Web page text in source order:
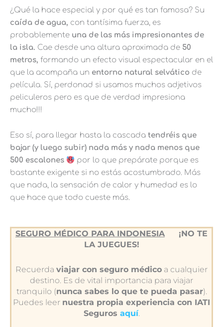
¿Qué la hace especial y por qué es tan famosa? Su
caída de agua, con tantísima fuerza, es
probablemente una de las más impresionantes de
la isla. Cae desde una altura aproximada de 50
metros, formando un efecto visual espectacular en el
que la acompaña un entorno natural selvático de
película. Sí, perdonad si usamos muchos adjetivos
peliculeros pero es que de verdad impresiona
mucho!!!
Eso sí, para llegar hasta la cascada tendréis que
bajar (y luego subir) nada más y nada menos que
500 escalones
por lo que prepárate porque es
bastante exigente si no estás acostumbrado. Más
que nada, la sensación de calor y humedad es lo
que hace que todo cueste más.
SEGURO MÉDICO PARA INDONESIA
¡NO TE
LA JUEGUES!
Recuerda viajar con seguro médico a cualquier
destino. Es de vital importancia para viajar
tranquilo (nunca sabes lo que te pueda pasar).
Puedes leer nuestra propia experiencia con IATI
Seguros aquí.